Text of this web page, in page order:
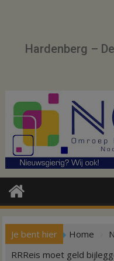
Hardenberg –
Je bent hier Home
RRReis moet geld